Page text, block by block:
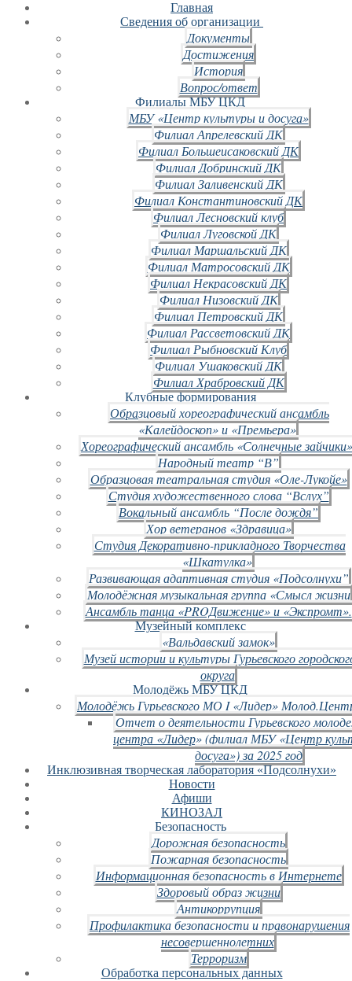
Главная
Сведения об организации
Документы
Достижения
История
Вопрос/ответ
Филиалы МБУ ЦКД
МБУ «Центр культуры и досуга»
Филиал Апрелевский ДК
Филиал Большеисаковский ДК
Филиал Добринский ДК
Филиал Заливенский ДК
Филиал Константиновский ДК
Филиал Лесновский клуб
Филиал Луговской ДК
Филиал Маршальский ДК
Филиал Матросовский ДК
Филиал Некрасовский ДК
Филиал Низовский ДК
Филиал Петровский ДК
Филиал Рассветовский ДК
Филиал Рыбновский Клуб
Филиал Ушаковский ДК
Филиал Храбровский ДК
Клубные формирования
Образцовый хореографический ансамбль
«Калейдоскоп» и «Премьера»
Хореографический ансамбль «Солнечные
Народный театр “В”
Образцовая театральная студия «Оле-Лукойе»
Студия художественного слова “Вслух”
Вокальный ансамбль “После дождя”
Хор ветеранов «Здравица»
Студия Декоративно-прикладного Творчества
«Шкатулка»
Развивающая адаптивная студия «Подсолнухи”
Молодёжная музыкальная группа «Смысл жизни
Ансамбль танца «PROДвижение» и «Экспромт».
Музейный комплекс
«Вальдавский замок»
Музей истории и культуры Гурьевского
округа
Молодёжь МБУ ЦКД
Молодёжь Гурьевского МО I «Лидер»
Отчет о деятельности Гурьевского
центра «Лидер» (филиал МБУ «Центр
досуга») за 2025 год
Инклюзивная творческая лаборатория «Подсолнухи»
Новости
Афиши
КИНОЗАЛ
Безопасность
Дорожная безопасность
Пожарная безопасность
Информационная безопасность в Интернете
Здоровый образ жизни
Антикоррупция
Профилактика безопасности и правонарушения
несовершеннолетних
Терроризм
Обработка персональных данных